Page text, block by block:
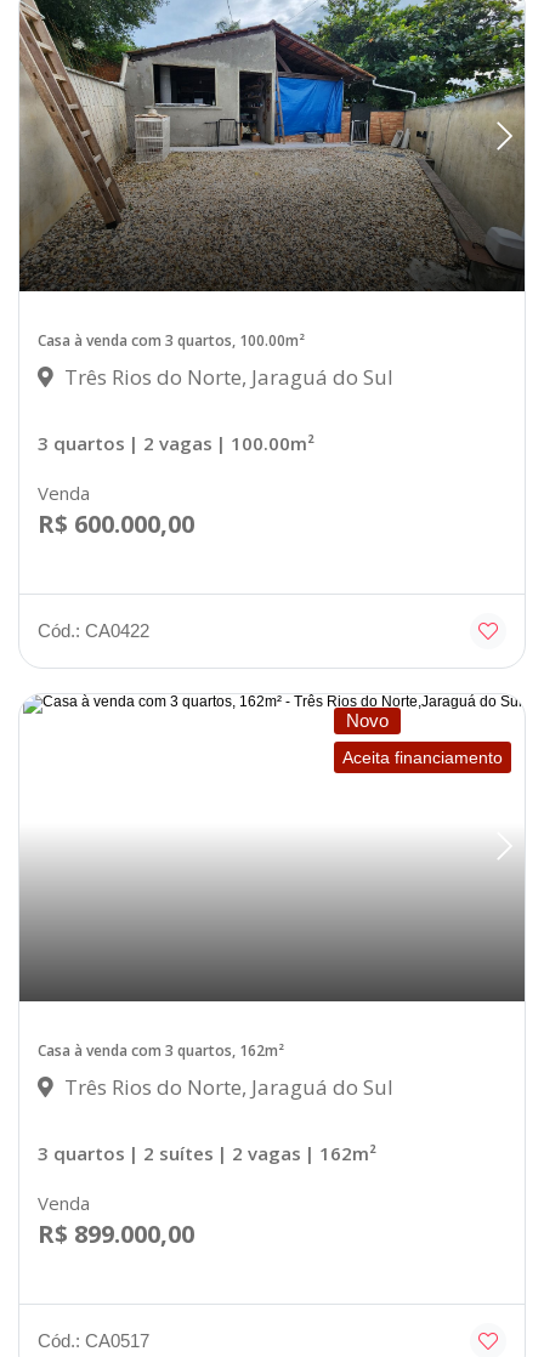
Casa à venda com 3 quartos, 100.00m²
Três Rios do Norte, Jaraguá do Sul
3 quartos | 2 vagas | 100.00m²
Venda
R$ 600.000,00
Cód.: CA0422
Novo
Aceita financiamento
Casa à venda com 3 quartos, 162m²
Três Rios do Norte, Jaraguá do Sul
3 quartos | 2 suítes | 2 vagas | 162m²
Venda
R$ 899.000,00
Cód.: CA0517